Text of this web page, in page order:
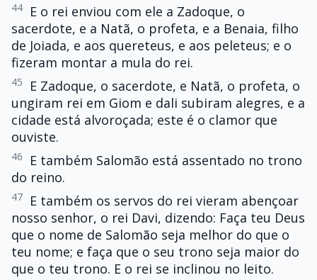
44
E o rei enviou com ele a Zadoque, o
sacerdote, e a Natã, o profeta, e a Benaia, filho
de Joiada, e aos quereteus, e aos peleteus; e o
fizeram montar a mula do rei.
45
E Zadoque, o sacerdote, e Natã, o profeta, o
ungiram rei em Giom e dali subiram alegres, e a
cidade está alvoroçada; este é o clamor que
ouviste.
46
E também Salomão está assentado no trono
do reino.
47
E também os servos do rei vieram abençoar
nosso senhor, o rei Davi, dizendo: Faça teu Deus
que o nome de Salomão seja melhor do que o
teu nome; e faça que o seu trono seja maior do
que o teu trono. E o rei se inclinou no leito.